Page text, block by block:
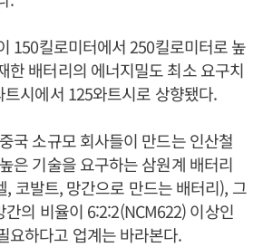
150킬로미터에서 250킬로미터로 높
한 배터리의 에너지밀도 최소 요구치
시에서 125와트시로 상향됐다.
국 소규모 회사들이 만드는 인산철
은 기술을 요구하는 삼원계 배터리
, 코발트, 망간으로 만드는 배터리), 그
간의 비율이 6:2:2(NCM622) 이상인
요하다고 업계는 바라본다.